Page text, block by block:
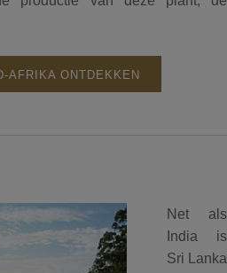
AFRIKA ONTDEKKEN
Net als
India is
Sri Lanka